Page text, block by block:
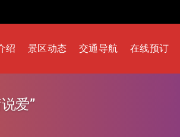
绍 景区动态 交通导航 在线预订
爱”